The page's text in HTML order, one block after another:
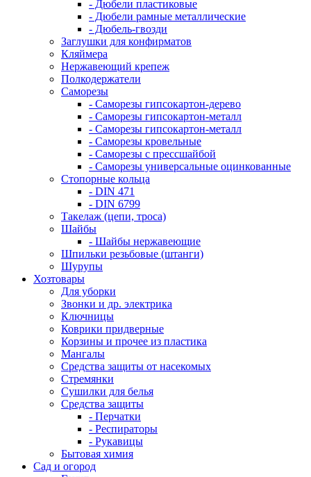
- Дюбели пластиковые
- Дюбели рамные металлические
- Дюбель-гвозди
Заглушки для конфирматов
Кляймера
Нержавеющий крепеж
Полкодержатели
Саморезы
- Саморезы гипсокартон-дерево
- Саморезы гипсокартон-металл
- Саморезы гипсокартон-металл
- Саморезы кровельные
- Саморезы с прессшайбой
- Саморезы универсальные оцинкованные
Стопорные кольца
- DIN 471
- DIN 6799
Такелаж (цепи, троса)
Шайбы
- Шайбы нержавеющие
Шпильки резьбовые (штанги)
Шурупы
Хозтовары
Для уборки
Звонки и др. электрика
Ключницы
Коврики придверные
Корзины и прочее из пластика
Мангалы
Средства защиты от насекомых
Стремянки
Сушилки для белья
Средства защиты
- Перчатки
- Респираторы
- Рукавицы
Бытовая химия
Сад и огород